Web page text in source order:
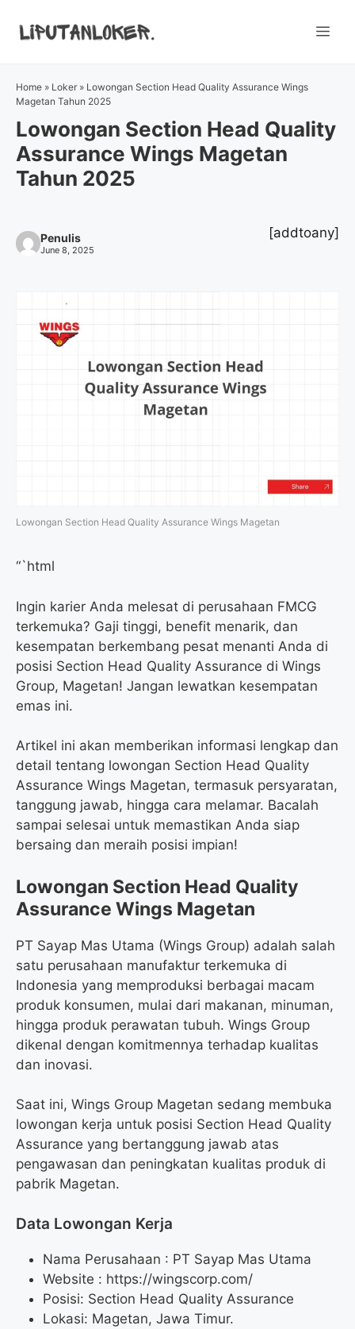
Home » Loker » Lowongan Section Head Quality Assurance Wings
Magetan Tahun 2025
Lowongan Section Head Quality
Assurance Wings Magetan
Tahun 2025
Penulis
June 8, 2025
[addtoany]
Lowongan Section Head Quality Assurance Wings Magetan
“`html
Ingin karier Anda melesat di perusahaan FMCG
terkemuka? Gaji tinggi, benefit menarik, dan
kesempatan berkembang pesat menanti Anda di
posisi Section Head Quality Assurance di Wings
Group, Magetan! Jangan lewatkan kesempatan
emas ini.
Artikel ini akan memberikan informasi lengkap dan
detail tentang lowongan Section Head Quality
Assurance Wings Magetan, termasuk persyaratan,
tanggung jawab, hingga cara melamar. Bacalah
sampai selesai untuk memastikan Anda siap
bersaing dan meraih posisi impian!
Lowongan Section Head Quality
Assurance Wings Magetan
PT Sayap Mas Utama (Wings Group) adalah salah
satu perusahaan manufaktur terkemuka di
Indonesia yang memproduksi berbagai macam
produk konsumen, mulai dari makanan, minuman,
hingga produk perawatan tubuh. Wings Group
dikenal dengan komitmennya terhadap kualitas
dan inovasi.
Saat ini, Wings Group Magetan sedang membuka
lowongan kerja untuk posisi Section Head Quality
Assurance yang bertanggung jawab atas
pengawasan dan peningkatan kualitas produk di
pabrik Magetan.
Data Lowongan Kerja
Nama Perusahaan : PT Sayap Mas Utama
Website : https://wingscorp.com/
Posisi: Section Head Quality Assurance
Lokasi: Magetan, Jawa Timur.